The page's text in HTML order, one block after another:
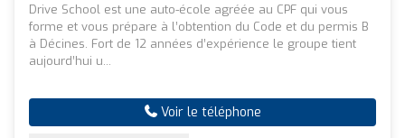
Drive School est une auto-école agréée au CPF qui vous
forme et vous prépare à l’obtention du Code et du permis B
à Décines. Fort de 12 années d’expérience le groupe tient
aujourd’hui u...
Voir le téléphone